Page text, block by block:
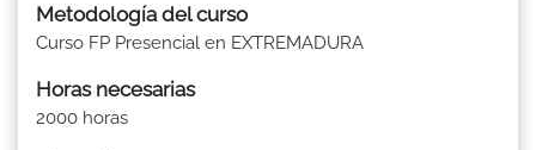
Metodología del curso
Curso FP Presencial en EXTREMADURA
Horas necesarias
2000 horas